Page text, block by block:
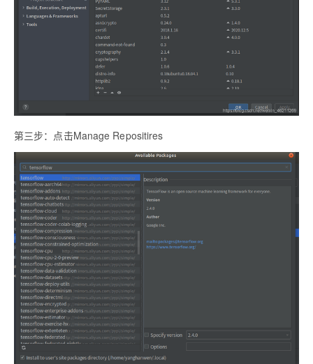
第三步：点击Manage Repositires